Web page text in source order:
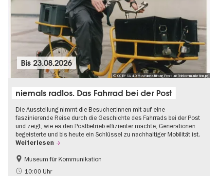
© CC BY SA 4.0 Museumsstiftung Post und Telekommunikation.jpg
Bis23.08.2026
niemals radlos. Das Fahrrad bei der Post
Die Ausstellung nimmt die Besucher:innen mit auf eine
faszinierende Reise durch die Geschichte des Fahrrads bei der Post
und zeigt, wie es den Postbetrieb effizienter machte, Generationen
begeisterte und bis heute ein Schlüssel zu nachhaltiger Mobilität ist.
Weiterlesen
Geschichte
Nachhaltigkeit
Museum für Kommunikation
10:00 Uhr